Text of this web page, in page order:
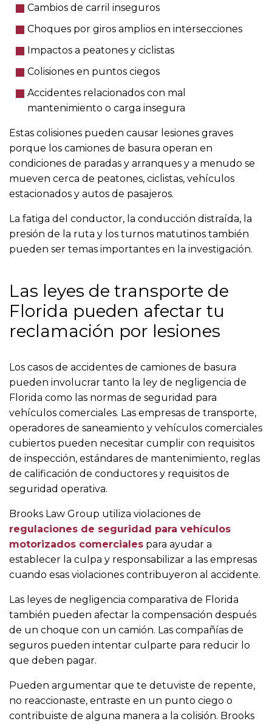
Cambios de carril inseguros
Choques por giros amplios en intersecciones
Impactos a peatones y ciclistas
Colisiones en puntos ciegos
Accidentes relacionados con mal
mantenimiento o carga insegura
Estas colisiones pueden causar lesiones graves
porque los camiones de basura operan en
condiciones de paradas y arranques y a menudo se
mueven cerca de peatones, ciclistas, vehículos
estacionados y autos de pasajeros.
La fatiga del conductor, la conducción distraída, la
presión de la ruta y los turnos matutinos también
pueden ser temas importantes en la investigación.
Las leyes de transporte de
Florida pueden afectar tu
reclamación por lesiones
Los casos de accidentes de camiones de basura
pueden involucrar tanto la ley de negligencia de
Florida como las normas de seguridad para
vehículos comerciales. Las empresas de transporte,
operadores de saneamiento y vehículos comerciales
cubiertos pueden necesitar cumplir con requisitos
de inspección, estándares de mantenimiento, reglas
de calificación de conductores y requisitos de
seguridad operativa.
Brooks Law Group utiliza violaciones de
regulaciones de seguridad para vehículos
motorizados comerciales para ayudar a
establecer la culpa y responsabilizar a las empresas
cuando esas violaciones contribuyeron al accidente.
Las leyes de negligencia comparativa de Florida
también pueden afectar la compensación después
de un choque con un camión. Las compañías de
seguros pueden intentar culparte para reducir lo
que deben pagar.
Pueden argumentar que te detuviste de repente,
no reaccionaste, entraste en un punto ciego o
contribuiste de alguna manera a la colisión. Brooks